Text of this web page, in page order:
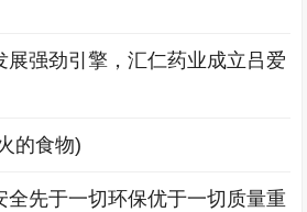
展强劲引擎，汇仁药业成立吕爱
的食物)
全先于一切环保优于一切质量重